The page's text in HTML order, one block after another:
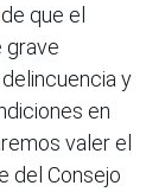
que el
grave
y
en
valer el
del Consejo